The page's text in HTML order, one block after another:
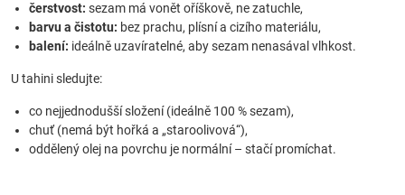
čerstvost: sezam má vonět oříškově, ne zatuchle,
barvu a čistotu: bez prachu, plísní a cizího materiálu,
balení: ideálně uzavíratelné, aby sezam nenasával vlhkost.
U tahini sledujte:
co nejjednodušší složení (ideálně 100 % sezam),
chuť (nemá být hořká a „staroolivová“),
oddělený olej na povrchu je normální – stačí promíchat.